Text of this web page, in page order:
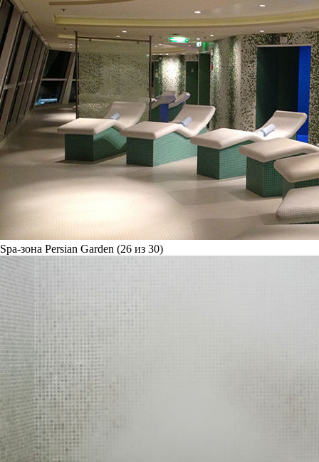
Spa-зона Persian Garden (26 из 30)